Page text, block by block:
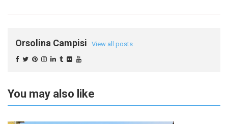
Orsolina Campisi View all posts
You may also like